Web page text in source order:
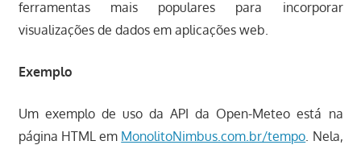
ferramentas mais populares para incorporar
visualizações de dados em aplicações web.
Exemplo
Um exemplo de uso da API da Open-Meteo está na
página HTML em MonolitoNimbus.com.br/tempo . Nela,